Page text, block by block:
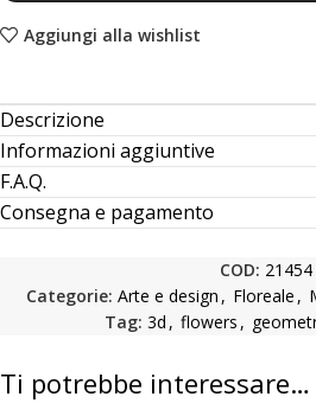
Aggiungi alla wishlist
Descrizione
Informazioni aggiuntive
F.A.Q.
Consegna e pagamento
COD: 21454
Categorie: Arte e design , Floreale ,
Tag: 3d , flowers ,
Ti potrebbe interessare…